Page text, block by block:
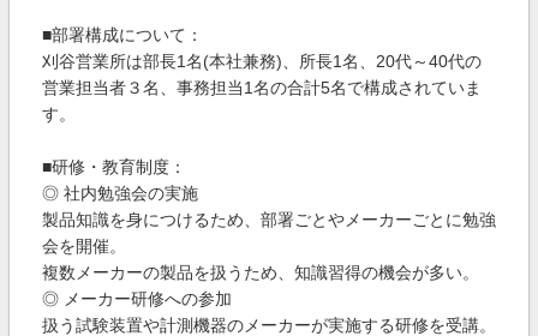
■部署構成について：
刈谷営業所は部長1名(本社兼務)、所長1名、20代～40代の
営業担当者３名、事務担当1名の合計5名で構成されていま
す。
■研修・教育制度：
◎ 社内勉強会の実施
製品知識を身につけるため、部署ごとやメーカーごとに勉強
会を開催。
複数メーカーの製品を扱うため、知識習得の機会が多い。
◎ メーカー研修への参加
扱う試験装置や計測機器のメーカーが実施する研修を受講。